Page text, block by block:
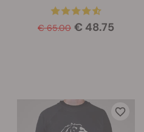
€ 65.00 € 48.75